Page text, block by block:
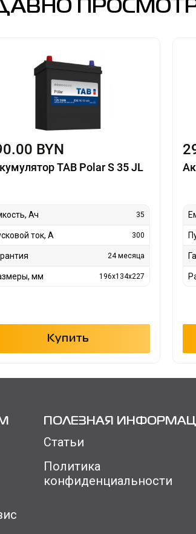
BYN
TAB Polar S 35 JL
Ач 35
ток, А 300
24 месяца
мм 196x134x227
Купить
ПОЛЕЗНАЯ
Статьи
Политика
конфиденциальности